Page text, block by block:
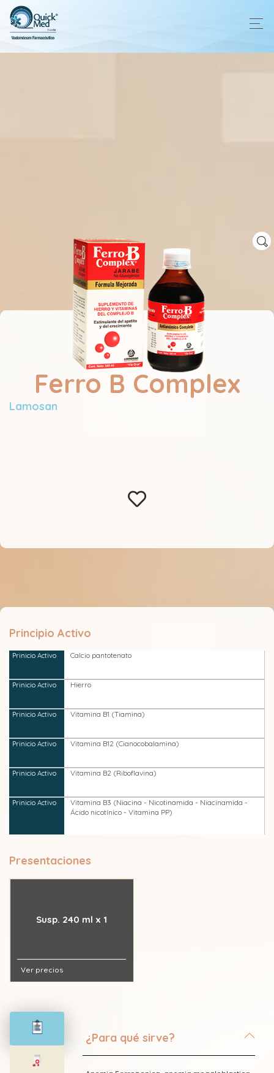
Ferro B Complex
Lamosan
Principio Activo
Calcio pantotenato
Hierro
Vitamina B1 (Tiamina)
Vitamina B12 (Cianocobalamina)
Vitamina B2 (Riboflavina)
Vitamina B3 (Niacina - Nicotinamida - Niacinamida -
Ácido nicotínico - Vitamina PP)
Presentaciones
Susp. 240 ml x 1
Ver precios
¿Para qué sirve?